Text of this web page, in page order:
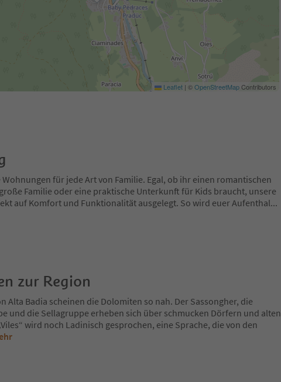
Leaflet | ©OpenStreetMapContributors
für jede Art von Familie. Egal, ob ihr einen romantischen
Familie oder eine praktische Unterkunft für Kids braucht, unsere
auf Komfort und Funktionalität ausgelegt. So wird euer Aufenthal...
zur Region
Alta Badia scheinen die Dolomiten so nah. Der Sassongher, die
und die Sellagruppe erheben sich über schmucken Dörfern und alten
wird noch Ladinisch gesprochen, eine Sprache, die von den